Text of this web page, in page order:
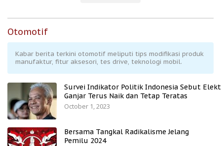
Otomotif
Kabar berita terkini otomotif meliputi tips modifikasi produk
manufaktur, fitur aksesori, tes drive, teknologi mobil.
Survei Indikator Politik Indonesia Sebut
Ganjar Terus Naik dan Tetap Teratas
October 1, 2023
Bersama Tangkal Radikalisme Jelang
Pemilu 2024